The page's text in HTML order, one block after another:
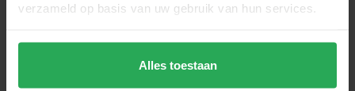
verzameld op basis van uw gebruik van hun services.
Alles toestaan